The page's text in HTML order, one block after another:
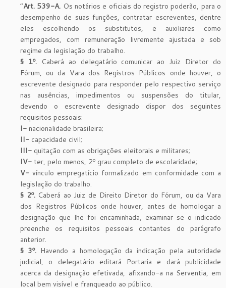
“Art. 539-A. Os notários e oficiais do registro poderão, para o
desempenho de suas funções, contratar escreventes, dentre
eles escolhendo os substitutos, e auxiliares como
empregados, com remuneração livremente ajustada e sob
regime da legislação do trabalho.
§ 1º.Caberá ao delegatário comunicar ao Juiz Diretor do
Fórum, ou da Vara dos Registros Públicos onde houver, o
escrevente designado para responder pelo respectivo serviço
nas ausências, impedimentos ou suspensões do titular,
devendo o escrevente designado dispor dos seguintes
requisitos pessoais:
I- nacionalidade brasileira;
II- capacidade civil;
III- quitação com as obrigações eleitorais e militares;
IV- ter, pelo menos, 2º grau completo de escolaridade;
V- vínculo empregatício formalizado em conformidade com a
legislação do trabalho.
§ 2º.Caberá ao Juiz de Direito Diretor do Fórum, ou da Vara
dos Registros Públicos onde houver, antes de homologar a
designação que lhe foi encaminhada, examinar se o indicado
preenche os requisitos pessoais contantes do parágrafo
anterior.
§ 3º.Havendo a homologação da indicação pela autoridade
judicial, o delegatário editará Portaria e dará publicidade
acerca da designação efetivada, afixando-a na Serventia, em
local bem visível e franqueado ao público.